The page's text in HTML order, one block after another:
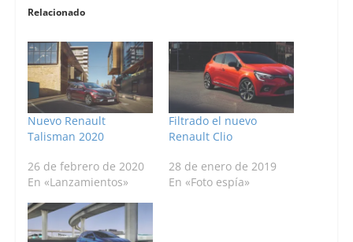
Relacionado
Nuevo Renault
Talisman 2020
26 de febrero de 2020
En «Lanzamientos»
Filtrado el nuevo
Renault Clio
28 de enero de 2019
En «Foto espía»